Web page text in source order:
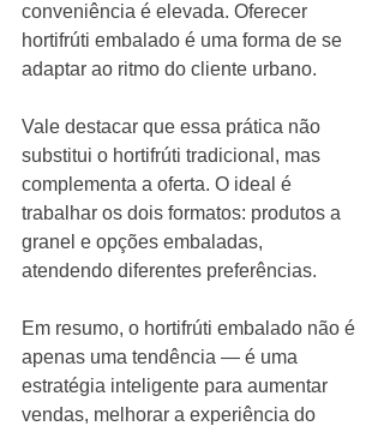
conveniência é elevada. Oferecer
hortifrúti embalado é uma forma de se
adaptar ao ritmo do cliente urbano.
Vale destacar que essa prática não
substitui o hortifrúti tradicional, mas
complementa a oferta. O ideal é
trabalhar os dois formatos: produtos a
granel e opções embaladas,
atendendo diferentes preferências.
Em resumo, o hortifrúti embalado não é
apenas uma tendência — é uma
estratégia inteligente para aumentar
vendas, melhorar a experiência do